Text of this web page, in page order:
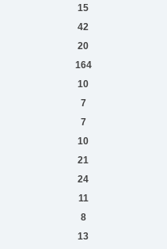
15
42
20
164
10
7
7
10
21
24
11
8
13